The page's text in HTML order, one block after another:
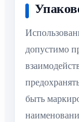
допустимо
быть